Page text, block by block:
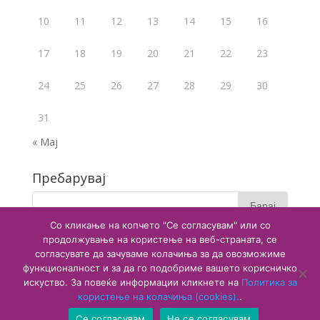
10 11 12 13 14 15 16
17 18 19 20 21 22 23
24 25 26 27 28 29 30
31
« Мај
Пребарувај
Copyright © 2020 Агенција за лекови и медицински
Со кликање на копчето "Се согласувам" или со
продолжување на користење на веб-страната, се
согласувате да зачуваме колачиња за да овозможиме
функционалност и за да го подобриме вашето корисничко
искуство. За повеќе информации кликнете на Политика за
користење на колачиња (cookies)..